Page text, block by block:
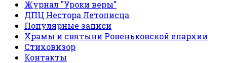
Журнал "Уроки веры"
ДПЦ Нестора Летописца
Популярные записи
Храмы и святыни Ровеньковской епархии
Стиховизор
Контакты